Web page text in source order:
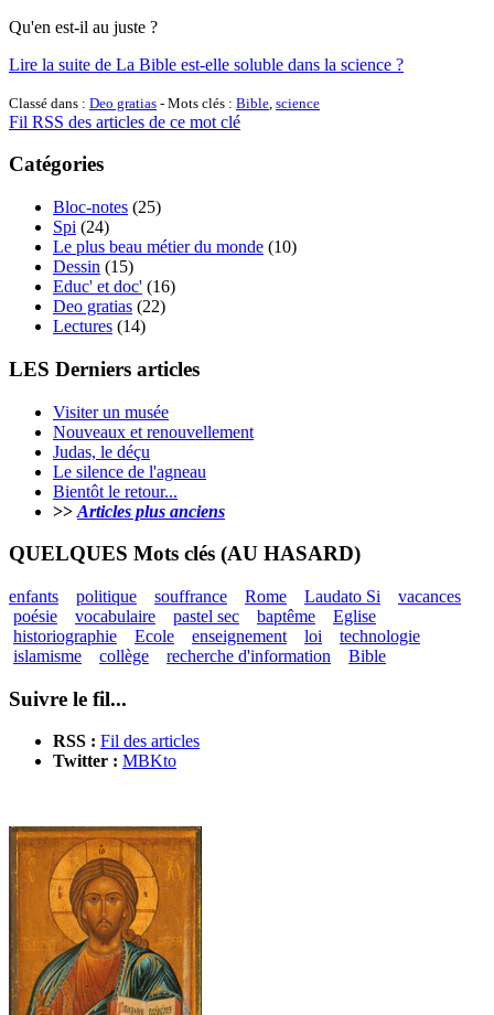
Qu'en est-il au juste ?
Lire la suite de La Bible est-elle soluble dans la science ?
Classé dans : Deo gratias - Mots clés : Bible science
Fil RSS des articles de ce mot clé
Catégories
Bloc-notes (25)
Spi (24)
Le plus beau métier du monde (10)
Dessin (15)
Educ' et doc' (16)
Deo gratias (22)
Lectures (14)
LES Derniers articles
Visiter un musée
Nouveaux et renouvellement
Judas, le déçu
Le silence de l'agneau
Bientôt le retour...
>> Articles plus anciens
QUELQUES Mots clés (AU HASARD)
enfants politique souffrance Rome Laudato Si
vacances
poésie
vocabulaire pastel sec baptême
Eglise
historiographie
Ecole enseignement loi
technologie
islamisme
collège recherche d'information Bible
Suivre le fil...
RSS : Fil des articles
Twitter : MBKto